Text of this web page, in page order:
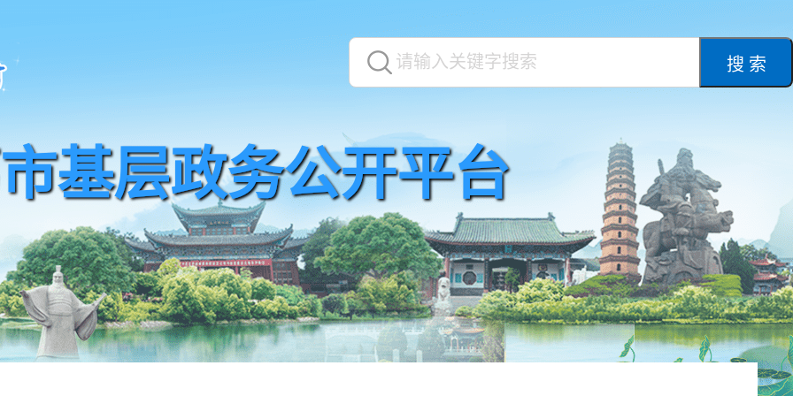
搜 索
基层政务公开平台